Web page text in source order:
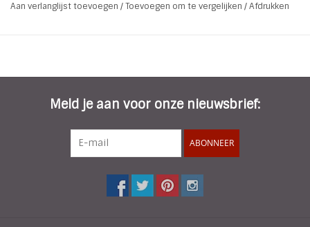
Aan verlanglijst toevoegen /Toevoegen om te vergelijken /Afdrukken
Meld je aan voor onze nieuwsbrief:
ABONNEER